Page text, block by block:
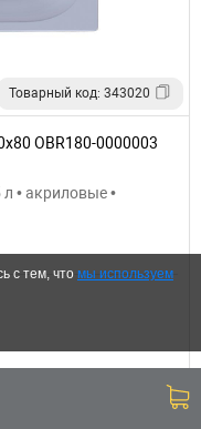
Товарный код: 343020
OBR180-0000003
• акриловые •
с тем, что мы используем